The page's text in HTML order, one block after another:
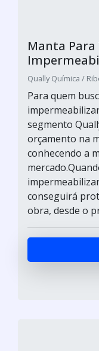
Manta
Qually Química /
Para quem
segmento
orçamento na
conhecendo a
conseguirá
obra, desde o